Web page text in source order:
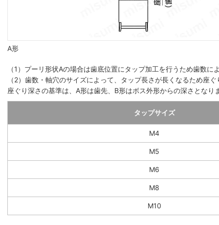
A形
（1）プーリ形状Aの場合は歯底位置にタップ加工を行うため歯数
（2）歯数・軸穴のサイズによって、タップ長さが長くなるため座
座ぐり深さの基準は、A形は歯先、B形はボス外形からの深さとなり
タップサイズ
M4
M5
M6
M8
M10